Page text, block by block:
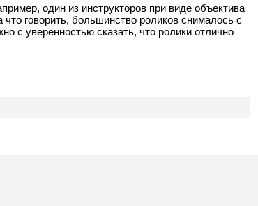
один из инструкторов при виде объектива
говорить, большинство роликов снималось с
с уверенностью сказать, что ролики отлично